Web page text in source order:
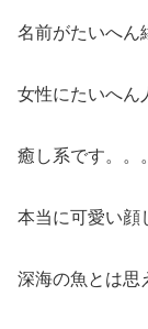
名前がたいへん
女性にたいへん
癒し系です。。
本当に可愛い顔
深海の魚とは思